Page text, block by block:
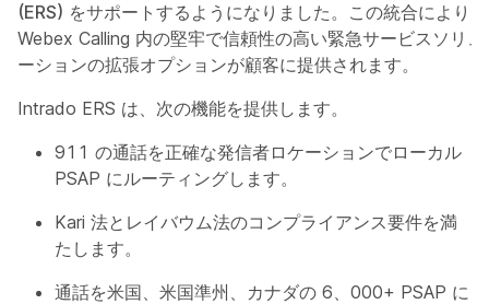
(ERS) をサポートするようになりました。この統合により、
Webex Calling 内の堅牢で信頼性の高い緊急サービスソリュ
ーションの拡張オプションが顧客に提供されます。
Intrado ERS は、次の機能を提供します。
911 の通話を正確な発信者ロケーションでローカル
PSAP にルーティングします。
Kari 法とレイバウム法のコンプライアンス要件を満
たします。
通話を米国、米国準州、カナダの 6、000+ PSAP に